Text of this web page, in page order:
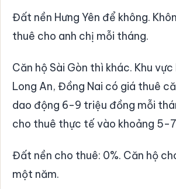
Đất nền Hưng Yên để không.
thuê cho anh chị mỗi tháng.
Căn hộ Sài Gòn thì khác. Khu
Long An, Đồng Nai có giá thuê
dao động 6-9 triệu đồng mỗi
cho thuê thực tế vào khoảng 5-
Đất nền cho thuê: 0%. Căn hộ
một năm.